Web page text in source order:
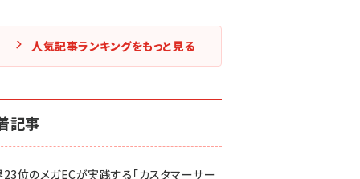
人気記事ランキングをもっと見る
記事
位のメガECが実践する「カスタマーサー